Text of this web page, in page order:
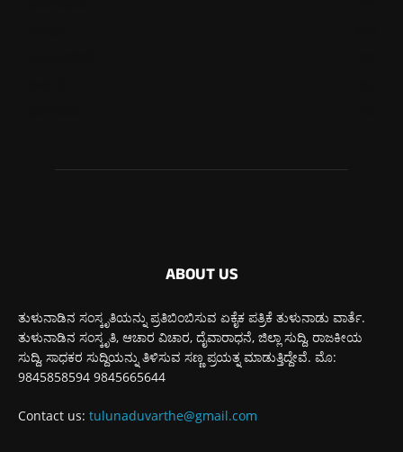
ABOUT US
ತುಳುನಾಡಿನ ಸಂಸ್ಕೃತಿಯನ್ನು ಪ್ರತಿಬಿಂಬಿಸುವ ಏಕೈಕ ಪತ್ರಿಕೆ ತುಳುನಾಡು ವಾರ್ತೆ.
ತುಳುನಾಡಿನ ಸಂಸ್ಕೃತಿ, ಆಚಾರ ವಿಚಾರ, ದೈವಾರಾಧನೆ, ಜಿಲ್ಲಾ ಸುದ್ದಿ, ರಾಜಕೀಯ
ಸುದ್ದಿ, ಸಾಧಕರ ಸುದ್ದಿಯನ್ನು ತಿಳಿಸುವ ಸಣ್ಣ ಪ್ರಯತ್ನ ಮಾಡುತ್ತಿದ್ದೇವೆ. ಮೊ:
9845858594 9845665644
Contact us: tulunaduvarthe@gmail.com